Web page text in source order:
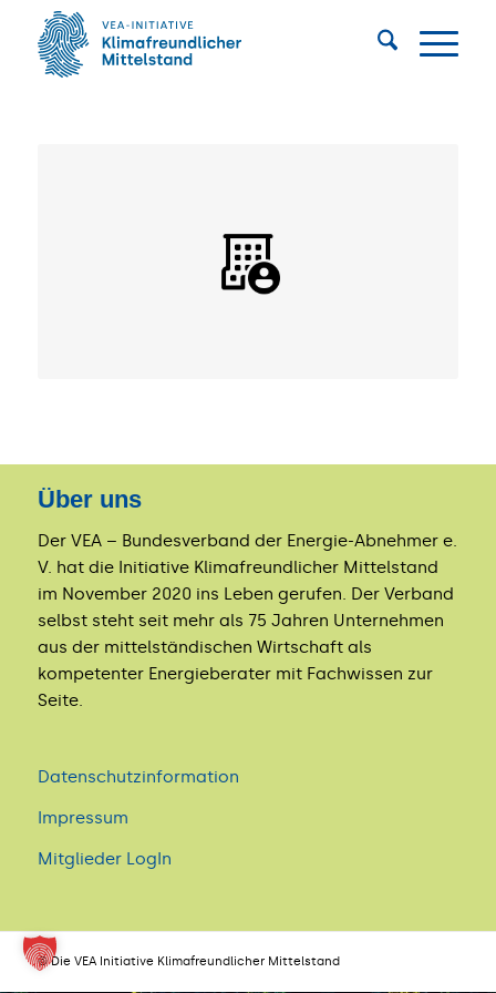
Über uns
Der VEA – Bundesverband der Energie-Abnehmer e.
V. hat die Initiative Klimafreundlicher Mittelstand
im November 2020 ins Leben gerufen. Der Verband
selbst steht seit mehr als 75 Jahren Unternehmen
aus der mittelständischen Wirtschaft als
kompetenter Energieberater mit Fachwissen zur
Seite.
Datenschutzinformation
Impressum
Mitglieder LogIn
© Die VEA Initiative Klimafreundlicher Mittelstand